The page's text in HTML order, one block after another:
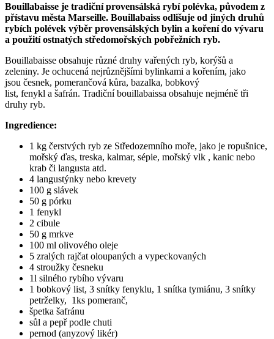
Bouillabaisse je tradiční provensálská rybí polévka, původem z
přístavu města Marseille. Bouillabaiss odlišuje od jiných druhů
rybích polévek výběr provensálských bylin a koření do vývaru
a použití ostnatých středomořských pobřežních ryb.
Bouillabaisse obsahuje různé druhy vařených ryb, korýšů a
zeleniny. Je ochucená nejrůznějšími bylinkami a kořením, jako
jsou česnek, pomerančová kůra, bazalka, bobkový
list, fenykl a šafrán. Tradiční bouillabaissa obsahuje nejméně tři
druhy ryb.
Ingredience:
1 kg čerstvých ryb ze Středozemního moře, jako je ropušnice,
mořský ďas, treska, kalmar, sépie, mořský vlk , kanic nebo
krab či langusta atd.
4 langustýnky nebo krevety
100 g slávek
50 g pórku
1 fenykl
2 cibule
50 g mrkve
100 ml olivového oleje
5 zralých rajčat oloupaných a vypeckovaných
4 stroužky česneku
1l silného rybího vývaru
1 bobkový list, 3 snítky fenyklu, 1 snítka tymiánu, 3 snítky
petrželky, 1ks pomeranč,
špetka šafránu
sůl a pepř podle chuti
pernod (anyzový likér)